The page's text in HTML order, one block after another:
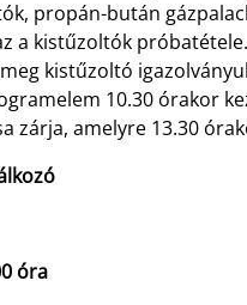
propán-bután
a kistűzoltók
kistűzoltó
10.30 órakor
zárja, amelyre 13.30
óra